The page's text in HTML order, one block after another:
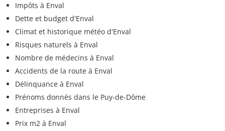
Impôts à Enval
Dette et budget d'Enval
Climat et historique météo d'Enval
Risques naturels à Enval
Nombre de médecins à Enval
Accidents de la route à Enval
Délinquance à Enval
Prénoms donnés dans le Puy-de-Dôme
Entreprises à Enval
Prix m2 à Enval